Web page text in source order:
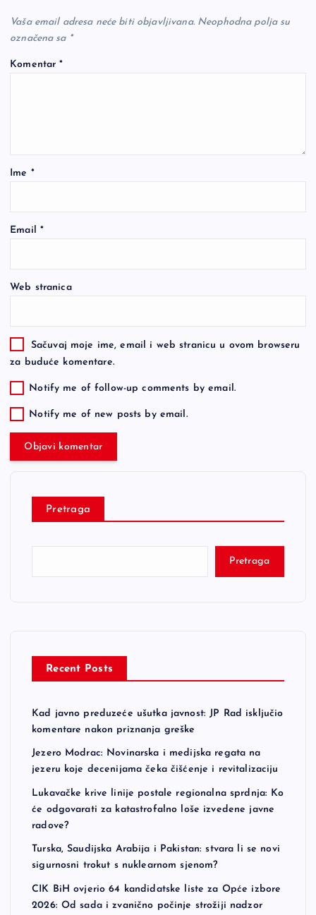
Vaša email adresa neće biti objavljivana. Neophodna polja su
označena sa *
Komentar*
Ime *
Email *
Web stranica
Sačuvaj moje ime, email i web stranicu u ovom browseru
za buduće komentare.
Notify me of follow-up comments by email.
Notify me of new posts by email.
Pretraga
Pretraga
Recent Posts
Kad javno preduzeće ušutka javnost: JP Rad isključio
komentare nakon priznanja greške
Jezero Modrac: Novinarska i medijska regata na
jezeru koje decenijama čeka čišćenje i revitalizaciju
Lukavačke krive linije postale regionalna sprdnja: Ko
će odgovarati za katastrofalno loše izvedene javne
radove?
Turska, Saudijska Arabija i Pakistan: stvara li se novi
sigurnosni trokut s nuklearnom sjenom?
CIK BiH ovjerio 64 kandidatske liste za Opće izbore
2026: Od sada i zvanično počinje strožiji nadzor